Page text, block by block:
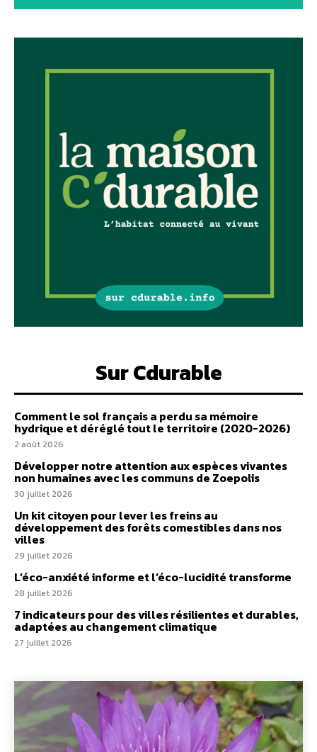
Sur Cdurable
Comment le sol français a perdu sa mémoire
hydrique et déréglé tout le territoire (2020-2026)
2 août 2026
Développer notre attention aux espèces vivantes
non humaines avec les communs de Zoepolis
30 juillet 2026
Un kit citoyen pour lever les freins au
développement des forêts comestibles dans nos
villes
29 juillet 2026
L’éco-anxiété informe et l’éco-lucidité transforme
28 juillet 2026
7 indicateurs pour des villes résilientes et durables,
adaptées au changement climatique
27 juillet 2026